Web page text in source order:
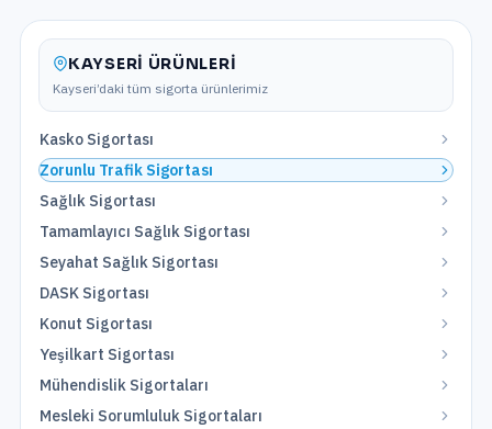
KAYSERI ÜRÜNLERI
Kayseri’daki tüm sigorta ürünlerimiz
Kasko Sigortası
Zorunlu Trafik Sigortası
Sağlık Sigortası
Tamamlayıcı Sağlık Sigortası
Seyahat Sağlık Sigortası
DASK Sigortası
Konut Sigortası
Yeşilkart Sigortası
Mühendislik Sigortaları
Mesleki Sorumluluk Sigortaları